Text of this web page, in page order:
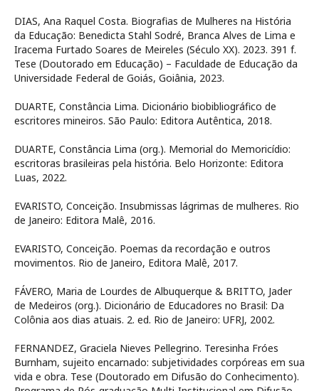
DIAS, Ana Raquel Costa. Biografias de Mulheres na História
da Educação: Benedicta Stahl Sodré, Branca Alves de Lima e
Iracema Furtado Soares de Meireles (Século XX). 2023. 391 f.
Tese (Doutorado em Educação) – Faculdade de Educação da
Universidade Federal de Goiás, Goiânia, 2023.
DUARTE, Constância Lima. Dicionário biobibliográfico de
escritores mineiros. São Paulo: Editora Autêntica, 2018.
DUARTE, Constância Lima (org.). Memorial do Memoricídio:
escritoras brasileiras pela história. Belo Horizonte: Editora
Luas, 2022.
EVARISTO, Conceição. Insubmissas lágrimas de mulheres. Rio
de Janeiro: Editora Malê, 2016.
EVARISTO, Conceição. Poemas da recordação e outros
movimentos. Rio de Janeiro, Editora Malê, 2017.
FÁVERO, Maria de Lourdes de Albuquerque & BRITTO, Jader
de Medeiros (org.). Dicionário de Educadores no Brasil: Da
Colônia aos dias atuais. 2. ed. Rio de Janeiro: UFRJ, 2002.
FERNANDEZ, Graciela Nieves Pellegrino. Teresinha Fróes
Burnham, sujeito encarnado: subjetividades corpóreas em sua
vida e obra. Tese (Doutorado em Difusão do Conhecimento).